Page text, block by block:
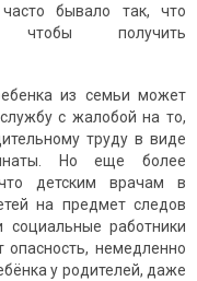
бывало так, что
получить
из семьи может
с жалобой на то,
труду в виде
Но еще более
детским врачам в
на предмет следов
социальные работники
опасность, немедленно
у родителей, даже